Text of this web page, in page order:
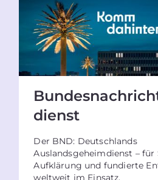
dienst
Der BND: Deutschlands
Auslandsgeheimdienst – für
Aufklärung und fundierte